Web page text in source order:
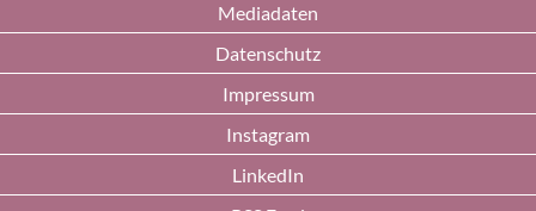
Mediadaten
Datenschutz
Impressum
Instagram
LinkedIn